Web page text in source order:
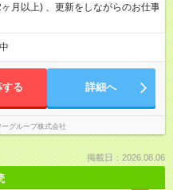
以上) 、更新をしながらのお仕事
する 詳細へ
ーグループ株式会社
掲載日：2026.08.06